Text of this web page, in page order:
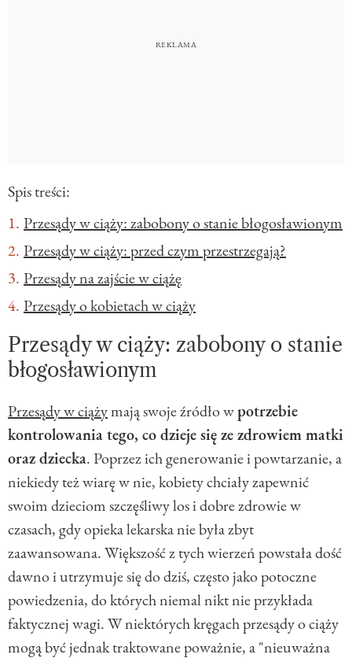
Spis treści:
Przesądy w ciąży: zabobony o stanie błogosławionym
Przesądy w ciąży: przed czym przestrzegają?
Przesądy na zajście w ciążę
Przesądy o kobietach w ciąży
Przesądy w ciąży: zabobony o stanie
błogosławionym
Przesądy w ciążymają swoje źródło wpotrzebie
kontrolowania tego, co dzieje się ze zdrowiem matki
oraz dziecka. Poprzez ich generowanie i powtarzanie, a
niekiedy też wiarę w nie, kobiety chciały zapewnić
swoim dzieciom szczęśliwy los i dobre zdrowie w
czasach, gdy opieka lekarska nie była zbyt
zaawansowana. Większość z tych wierzeń powstała dość
dawno i utrzymuje się do dziś, często jako potoczne
powiedzenia, do których niemal nikt nie przykłada
faktycznej wagi. W niektórych kręgach przesądy o ciąży
mogą być jednak traktowane poważnie, a "nieuważna